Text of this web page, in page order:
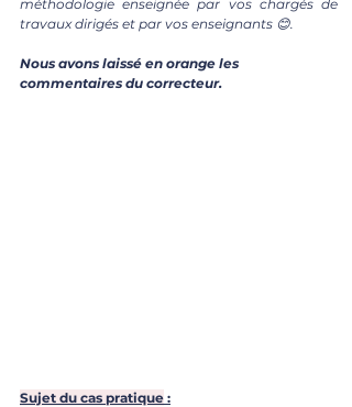
méthodologie enseignée par vos chargés de
travaux dirigés et par vos enseignants 😊.
Nous avons laissé en orange les
commentaires du correcteur.
Sujet du cas pratique :